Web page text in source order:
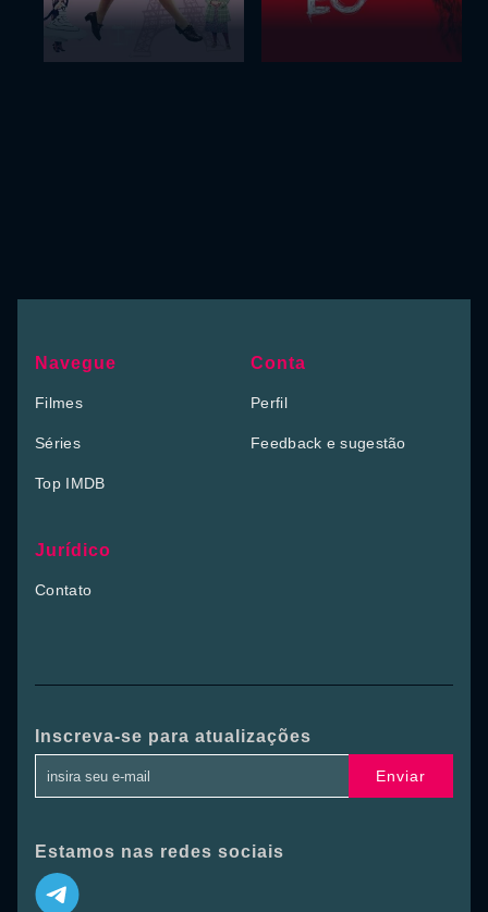
Navegue
Filmes
Séries
Top IMDB
Conta
Perfil
Feedback e sugestão
Jurídico
Contato
Inscreva-se para atualizações
Enviar
Estamos nas redes sociais